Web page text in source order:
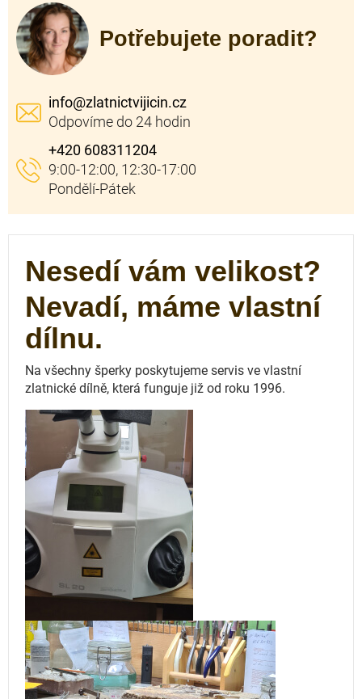
Potřebujete poradit?
info@zlatnictvijicin.cz
+420 608311204
Nesedí vám velikost?
Nevadí, máme vlastní
dílnu.
Na všechny šperky poskytujeme servis ve vlastní
zlatnické dílně, která funguje již od roku 1996.